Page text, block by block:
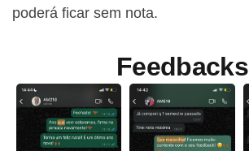
poderá ficar sem nota.
Feedbacks